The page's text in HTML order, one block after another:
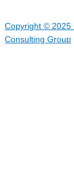
Copyright © 2025
Consulting Group